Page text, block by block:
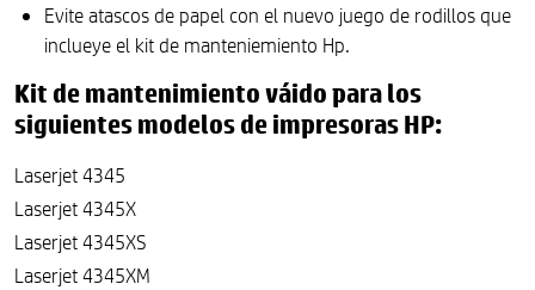
Evite atascos de papel con el nuevo juego de rodillos que
inclueye el kit de manteniemiento Hp.
Kit de mantenimiento váido para los
siguientes modelos de impresoras HP:
Laserjet 4345
Laserjet 4345X
Laserjet 4345XS
Laserjet 4345XM